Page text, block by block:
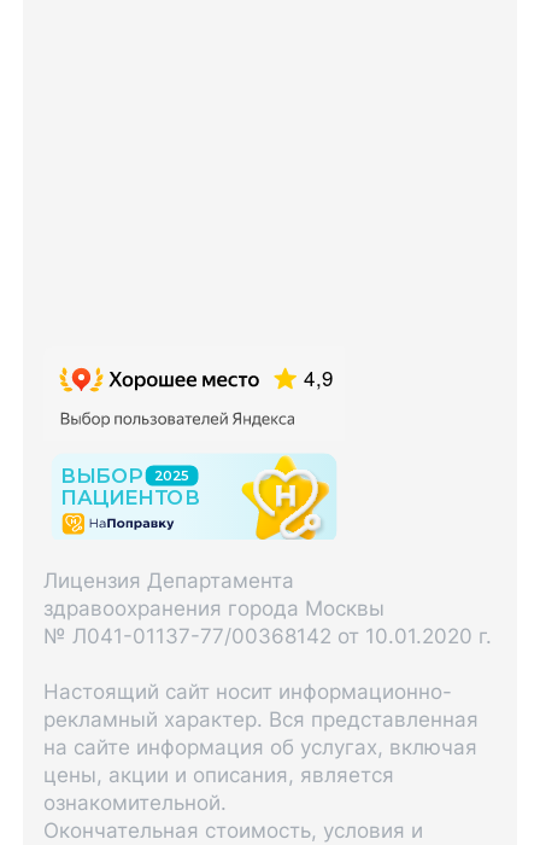
Лицензия Департамента
здравоохранения города Москвы
№ Л041-01137-77/00368142 от 10.01.2020 г.
Настоящий сайт носит информационно-
рекламный характер. Вся представленная
на сайте информация об услугах, включая
цены, акции и описания, является
ознакомительной.
Окончательная стоимость, условия и